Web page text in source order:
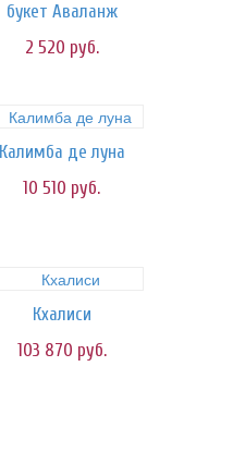
букет Аваланж
2 520 руб.
Калимба де луна
10 510 руб.
Кхалиси
103 870 руб.